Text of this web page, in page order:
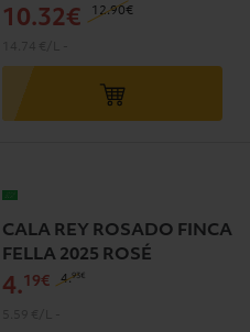
10.32€ 12.90€
CALA REY ROSADO FINCA
FELLA 2025 ROSÉ
4.19€ 4.93€